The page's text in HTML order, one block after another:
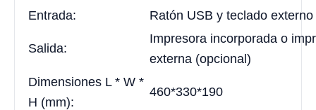
Entrada:
Ratón USB y teclado externo
Salida:
Impresora incorporada o
externa (opcional)
Dimensiones L * W *
H (mm):
460*330*190